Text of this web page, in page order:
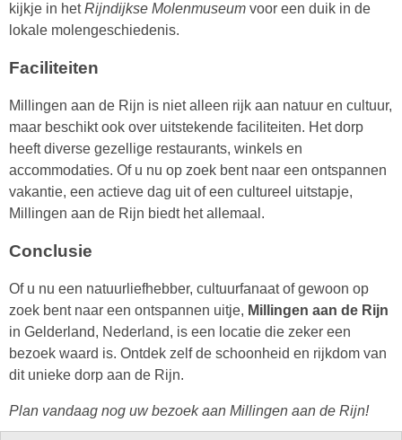
kijkje in hetRijndijkse Molenmuseum voor een duik in de
lokale molengeschiedenis.
Faciliteiten
Millingen aan de Rijn is niet alleen rijk aan natuur en cultuur,
maar beschikt ook over uitstekende faciliteiten. Het dorp
heeft diverse gezellige restaurants, winkels en
accommodaties. Of u nu op zoek bent naar een ontspannen
vakantie, een actieve dag uit of een cultureel uitstapje,
Millingen aan de Rijn biedt het allemaal.
Conclusie
Of u nu een natuurliefhebber, cultuurfanaat of gewoon op
zoek bent naar een ontspannen uitje, Millingen aan de Rijn
in Gelderland, Nederland, is een locatie die zeker een
bezoek waard is. Ontdek zelf de schoonheid en rijkdom van
dit unieke dorp aan de Rijn.
Plan vandaag nog uw bezoek aan Millingen aan de Rijn!